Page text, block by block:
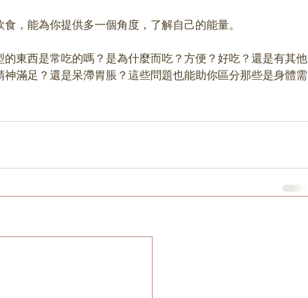
，能為你提供多一個角度，了解自己的能量。
東西是常吃的嗎？是為什麼而吃？方便？好吃？還是有其他
滿足？還是呆滯胃脹？這些問題也能助你區分那些是身體需